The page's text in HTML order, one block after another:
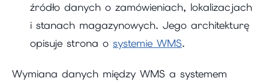
źródło danych o zamówieniach, lokalizacjach
i stanach magazynowych. Jego architekturę
opisuje strona o systemie WMS.
Wymiana danych między WMS a systemem